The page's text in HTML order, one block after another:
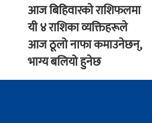
आज बिहिवारकाे राशिफलमा
यी ४ राशिका व्यक्तिहरूले
आज ठूलो नाफा कमाउनेछन्,
भाग्य बलियो हुनेछ